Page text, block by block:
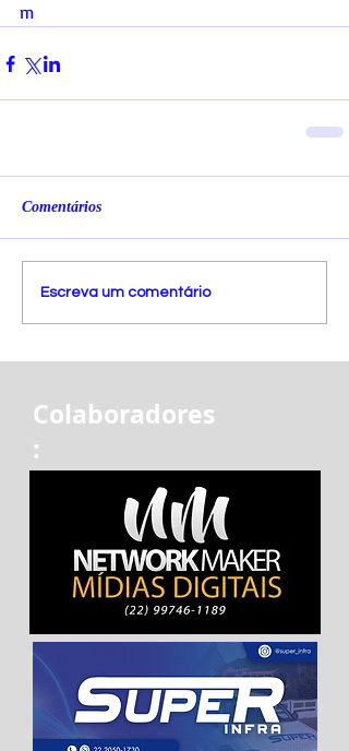
m
Comentários
Escreva um comentário
Colaboradores
: